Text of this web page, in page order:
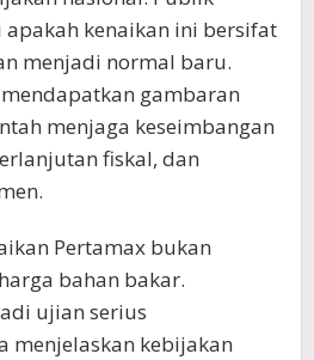
kenaikan ini bersifat
menjadi normal baru.
gambaran
menjaga keseimbangan
fiskal, dan
Pertamax bukan
bahan bakar.
ujian serius
menjelaskan kebijakan